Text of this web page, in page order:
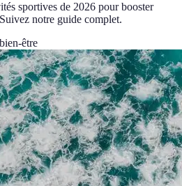
sportives de 2026 pour booster
notre guide complet.
bien-être